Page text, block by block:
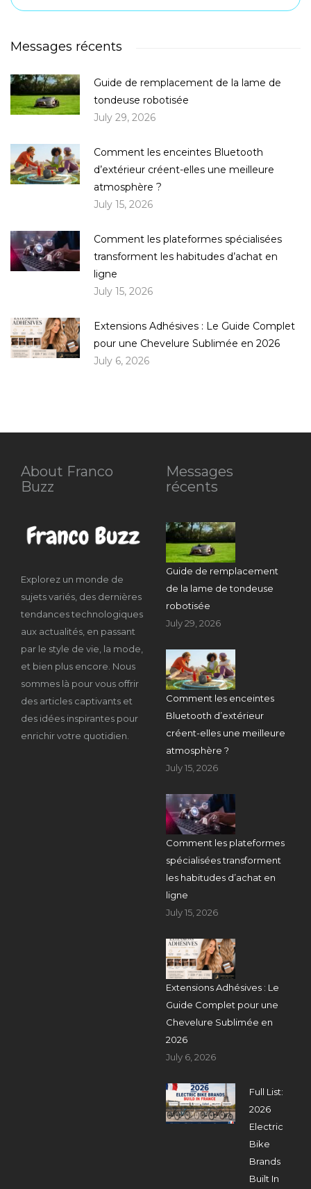
Messages récents
Guide de remplacement de la lame de
tondeuse robotisée
July 29, 2026
Comment les enceintes Bluetooth
d’extérieur créent-elles une meilleure
atmosphère ?
July 15, 2026
Comment les plateformes spécialisées
transforment les habitudes d’achat en
ligne
July 15, 2026
Extensions Adhésives : Le Guide Complet
pour une Chevelure Sublimée en 2026
July 6, 2026
About Franco
Buzz
Explorez un monde de
sujets variés, des dernières
tendances technologiques
aux actualités, en passant
par le style de vie, la mode,
et bien plus encore. Nous
sommes là pour vous offrir
des articles captivants et
des idées inspirantes pour
enrichir votre quotidien.
Messages
récents
Guide de remplacement
de la lame de tondeuse
robotisée
July 29, 2026
Comment les enceintes
Bluetooth d’extérieur
créent-elles une meilleure
atmosphère ?
July 15, 2026
Comment les plateformes
spécialisées transforment
les habitudes d’achat en
ligne
July 15, 2026
Extensions Adhésives : Le
Guide Complet pour une
Chevelure Sublimée en
2026
July 6, 2026
Full List:
2026
Electric
Bike
Brands
Built In